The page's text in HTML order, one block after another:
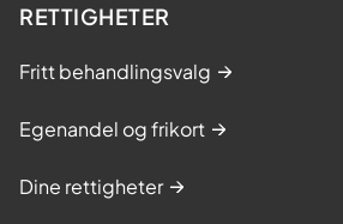
RETTIGHETER
Fritt behandlingsvalg
Egenandel og frikort
Dine rettigheter